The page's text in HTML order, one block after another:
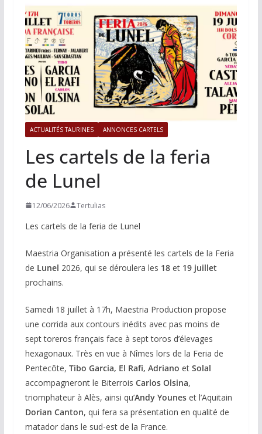
ACTUALITÉS TAURINES ANNONCES CARTELS
Les cartels de la feria
de Lunel
12/06/2026 Tertulias
Les cartels de la feria de Lunel
Maestria Organisation a présenté les cartels de la Feria
de Lunel 2026, qui se déroulera les 18et 19 juillet
prochains.
Samedi 18 juillet à 17h, Maestria Production propose
une corrida aux contours inédits avec pas moins de
sept toreros français face à sept toros d’élevages
hexagonaux. Très en vue à Nîmes lors de la Feria de
Pentecôte, Tibo Garcia, El Rafi, Adriano et Solal
accompagneront le Biterrois Carlos Olsina,
triomphateur à Alès, ainsi qu’Andy Youneset l’Aquitain
Dorian Canton, qui fera sa présentation en qualité de
matador dans le sud-est de la France.